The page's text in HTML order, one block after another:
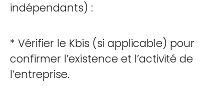
indépendants) :
* Vérifier le Kbis (si applicable) pour
confirmer l’existence et l’activité de
l’entreprise.